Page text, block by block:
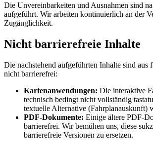
Die Unvereinbarkeiten und Ausnahmen sind
aufgeführt. Wir arbeiten kontinuierlich an der
Zugänglichkeit.
Nicht barrierefreie Inhalte
Die nachstehend aufgeführten Inhalte sind aus
nicht barrierefrei:
Kartenanwendungen: Die interaktive
technisch bedingt nicht vollständig
textuelle Alternative (Fahrplanauskunft)
PDF-Dokumente: Einige ältere PDF-
barrierefrei. Wir bemühen uns, diese
barrierefreie Versionen zu ersetzen.